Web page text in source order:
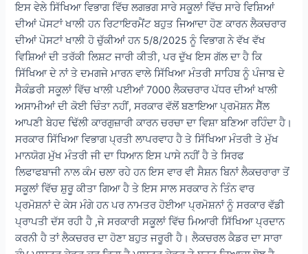
ਇਸ ਵੇਲੇ ਸਿੱਖਿਆ ਵਿਭਾਗ ਵਿੱਚ ਲਗਭਗ ਸਾਰੇ ਸਕੂਲਾਂ ਵਿੱਚ ਸਾਰੇ ਵਿਸ਼ਿਆਂ
ਦੀਆਂ ਪੋਸਟਾਂ ਖਾਲੀ ਹਨ ਰਿਟਾਇਰਮੈਂਟ ਬਹੁਤ ਜਿਆਦਾ ਹੋਣ ਕਾਰਨ ਲੈਕਚਰਾਰ
ਦੀਆਂ ਪੋਸਟਾਂ ਖਾਲੀ ਹੋ ਚੁੱਕੀਆਂ ਹਨ 5/8/2025 ਨੂੰ ਵਿਭਾਗ ਨੇ ਵੱਖ ਵੱਖ
ਵਿਸ਼ਿਆਂ ਦੀ ਤਰੱਕੀ ਲਿਸ਼ਟ ਜਾਰੀ ਕੀਤੀ, ਪਰ ਦੁੱਖ ਇਸ ਗੱਲ ਦਾ ਹੈ ਕਿ
ਸਿੱਖਿਆ ਦੇ ਨਾਂ ਤੇ ਦਮਗਜੇ ਮਾਰਨ ਵਾਲੇ ਸਿੱਖਿਆ ਮੰਤਰੀ ਸਾਹਿਬ ਨੂੰ ਪੰਜਾਬ ਦੇ
ਸੈਕੰਡਰੀ ਸਕੂਲਾਂ ਵਿੱਚ ਖਾਲੀ ਪਈਆਂ 7000 ਲੈਕਚਰਾਰ ਪੱਧਰ ਦੀਆਂ ਖਾਲੀ
ਅਸਾਮੀਆਂ ਦੀ ਕੋਈ ਚਿੰਤਾ ਨਹੀਂ, ਸਰਕਾਰ ਵੱਲੋਂ ਬਣਾਇਆ ਪ੍ਰਮੋਸ਼ਨ ਸੈੱਲ
ਆਪਣੀ ਬੇਹਦ ਢਿੱਲੀ ਕਾਰਗੁਜ਼ਾਰੀ ਕਾਰਨ ਚਰਚਾ ਦਾ ਵਿਸ਼ਾ ਬਣਿਆ ਰਹਿੰਦਾ ਹੈ।
ਸਰਕਾਰ ਸਿੱਖਿਆ ਵਿਭਾਗ ਪ੍ਰਤੀ ਲਾਪਰਵਾਹ ਹੈ ਤੇ ਸਿੱਖਿਆ ਮੰਤਰੀ ਤੇ ਮੁੱਖ
ਮਾਨਯੋਗ ਮੁੱਖ ਮੰਤਰੀ ਜੀ ਦਾ ਧਿਆਨ ਇਸ ਪਾਸੇ ਨਹੀਂ ਹੈ ਤੇ ਸਿਰਫ
ਲਿਫਾਫਬਾਜੀ ਨਾਲ ਕੰਮ ਚਲਾ ਰਹੇ ਹਨ ਇਸ ਵਾਰ ਵੀ ਸੈਸ਼ਨ ਬਿਨਾਂ ਲੈਕਚਰਾਰਾ ਤੋਂ
ਸਕੂਲਾਂ ਵਿੱਚ ਸ਼ੁਰੂ ਕੀਤਾ ਗਿਆ ਹੈ ਤੇ ਇਸ ਸਾਲ ਸਰਕਾਰ ਨੇ ਤਿੰਨ ਵਾਰ
ਪ੍ਰਮੋਸ਼ਨਾਂ ਦੇ ਕੇਸ ਮੰਗੇ ਹਨ ਪਰ ਨਾਮਤਰ ਹੋਈਆ ਪ੍ਰਮੋਸ਼ਨਾਂ ਨੂੰ ਸਰਕਾਰ ਵੱਡੀ
ਪ੍ਰਾਪਤੀ ਦੱਸ ਰਹੀ ਹੈ ,ਜੇ ਸਰਕਾਰੀ ਸਕੂਲਾਂ ਵਿੱਚ ਮਿਆਰੀ ਸਿੱਖਿਆ ਪ੍ਰਦਾਨ
ਕਰਨੀ ਹੈ ਤਾਂ ਲੈਕਚਰਰ ਦਾ ਹੋਣਾ ਬਹੁਤ ਜਰੂਰੀ ਹੈ। ਲੈਕਚਰਲ ਕੈਡਰ ਦਾ ਸਾਰਾ